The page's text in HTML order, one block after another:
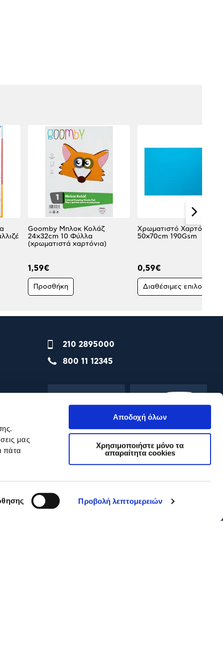
μας
πάτα
Προβολή λεπτομερειών
Αποδοχή όλων
Χρησιμοποιήστε μόνο τα
απαραίτητα cookies
Goomby Μπλοκ Κολάζ
24x32cm 10 Φύλλα
(χρωματιστά χαρτόνια)
1,59€
Προσθήκη
Χρωματιστό Χαρτόνι
50x70cm 190Gsm
0,59€
Διαθέσιμες επιλογές
210 2895000
800 11 12345